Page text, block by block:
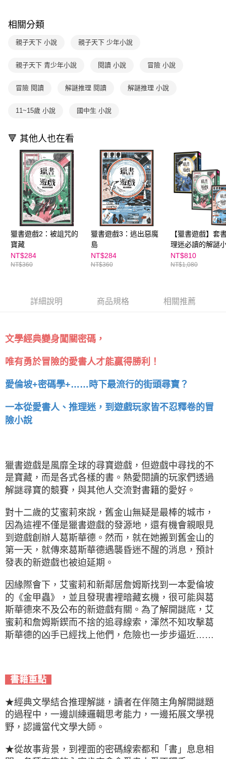
醒簡訊。
2.透過簡訊連結打開帳單後，可選擇「超商條碼／台灣大直營門市／銀行轉
帳／街口支付／iPASS MONEY」等通路繳費。
1.本服務係由「台灣大哥大股份有限公司」（以下簡稱本公司）所提供，讓
買賣價金債權讓與本公司後，依約使用本公司帳單繳交帳款。
由本公司與您本人進行分期帳單所需資料之確認、核對及更正。
１．於結帳方式選擇「AFTEE先享後付」後，將跳轉至「AFTEE先享後付」
２．訂單成立數日內，您將收到繳費通知簡訊。
ATM／網路銀行／等多元方式進行付款，方視為交易完成。
※ 請注意：結帳手續完成當下不需立刻繳費，但若您需要取消訂單，請聯絡
後付繳納相關費用。
是否繳費成功／繳費後需取消欲退款等相關疑問，請聯繫「AFTEE先享後付
客戶支援中心」https://netprotections.freshdesk.com/support/home
【注意事項】
１．透過由恩沛科技股份有限公司提供之「AFTEE先享後付」服務完成之交
易，需依本服務之必要範圍內提供個人資料，並將交易相關給付款項請求債
權轉讓予恩沛科技股份有限公司。
２．關於個人資料處理事宜，請瀏覽以下網址：
https://aftee.tw/terms/#terms3
３．未成年的使用者請事先徵得法定代理人或監護人之同意方可使用
「AFTEE先享後付」，若未經同意申辦者引起之損失，本公司不負相關責
任。
４．使用「AFTEE先享後付」時，將依據個別帳號之用戶狀況，依本公司即
時審查核予不同之上限額度；若仍有額度不足之情形，本公司將視審查結果
請求用戶進行身份認證。
５．嚴禁一人註冊多個帳號或使用他人資訊註冊。若發現惡意使用之情形，
恩沛科技股份有限公司將有權停止該用戶之使用額度並採取法律行動。
每筆NT$70，滿NT$800(含以上)免運費
國內宅配/郵寄 (不適用離島、海外及郵局i郵箱)
每筆NT$200
相關分類
親子天下 小說 親子天下 少年小說
親子天下 青少年小說 閱讀 小說 冒險 小說
冒險 閱讀 解謎推理 閱讀 解謎推理 小說
11~15歲 小說 國中生 小說
🔻 其他人也在看
獵書遊戲2：被詛咒的
寶藏
NT$284
NT$360
獵書遊戲3：逃出惡魔
島
NT$284
NT$360
【獵書遊戲】套
理迷必讀的解謎
NT$810
NT$1,080
詳細說明 商品規格 相關推薦
文學經典變身闖關密碼，
唯有勇於冒險的愛書人才能贏得勝利！
愛倫坡+密碼學+……時下最流行的街頭尋寶？
一本從愛書人、推理迷，到遊戲玩家皆不忍釋卷的冒
險小說
獵書遊戲是風靡全球的尋寶遊戲，但遊戲中尋找的不
是寶藏，而是各式各樣的書。熱愛閱讀的玩家們透過
解謎尋寶的競賽，與其他人交流對書籍的愛好。
對十二歲的艾蜜莉來說，舊金山無疑是最棒的城市，
因為這裡不僅是獵書遊戲的發源地，還有機會親眼見
到遊戲創辦人葛斯華德。然而，就在她搬到舊金山的
第一天，就傳來葛斯華德遇襲昏迷不醒的消息，預計
發表的新遊戲也被迫延期。
因緣際會下，艾蜜莉和新鄰居詹姆斯找到一本愛倫坡
的《金甲蟲》，並且發現書裡暗藏玄機，很可能與葛
斯華德來不及公布的新遊戲有關。為了解開謎底，艾
蜜莉和詹姆斯鍥而不捨的追尋線索，渾然不知攻擊葛
斯華德的凶手已經找上他們，危險也一步步逼近……
書籍重點
★經典文學結合推理解謎，讀者在伴隨主角解開謎題
的過程中，一邊訓練邏輯思考能力，一邊拓展文學視
野，認識當代文學大師。
★從故事背景，到裡面的密碼線索都和「書」息息相